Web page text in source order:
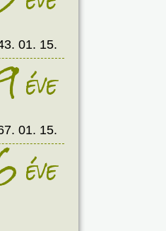
01. 15.
éve
01. 15.
éve